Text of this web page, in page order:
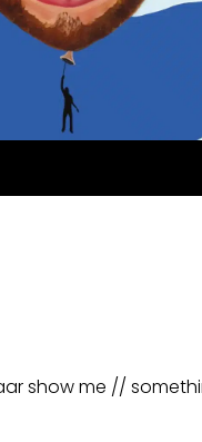
show me //